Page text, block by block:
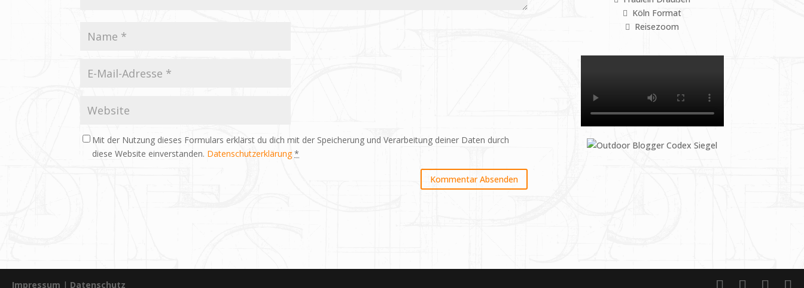
Mit der Nutzung dieses Formulars erklärst du dich mit der Speicherung und Verarbeitung deiner Daten durch
diese Website einverstanden. Datenschutzerklärung *
Köln Format
Reisezoom
Impressum | Datenschutz